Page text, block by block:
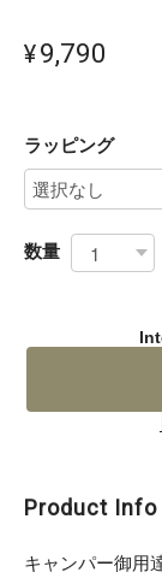
¥9,790
ラッピング
数量
Product Info
キャンパー御用